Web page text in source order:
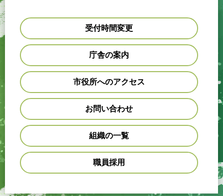
受付時間変更
庁舎の案内
市役所へのアクセス
お問い合わせ
組織の一覧
職員採用